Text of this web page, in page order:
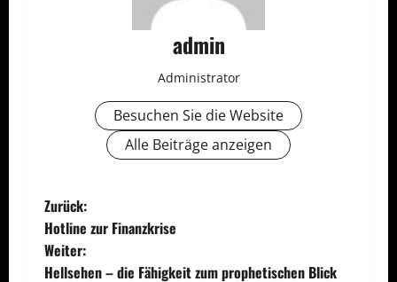
admin
Administrator
Besuchen Sie die Website
Alle Beiträge anzeigen
B
e
Zurück:
Hotline zur Finanzkrise
Weiter:
Hellsehen – die Fähigkeit zum prophetischen Blick